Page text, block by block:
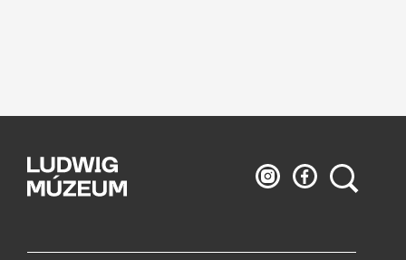
Ludwig
Múzeum
Ludwig
Múzeum
Keresés